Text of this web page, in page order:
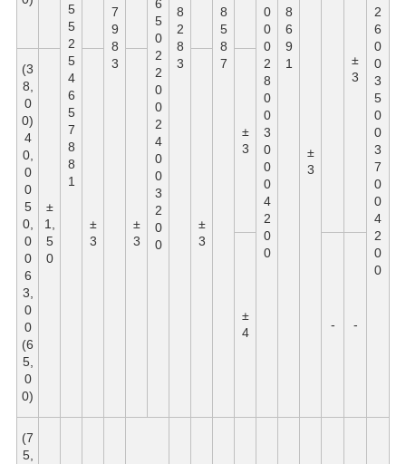
7
9
8
3
6
5
0
2
2
0
0
2
4
0
0
3
2
0
0
8
2
8
3
8
5
8
7
0
0
0
2
8
0
0
3
0
0
0
4
2
0
0
8
6
9
1
2
6
0
0
3
5
0
0
3
7
0
0
4
2
0
0
5
5
2
5
4
6
5
7
8
8
1
±
3
±
3
(3
8,
0
0)
4
0,
0
0
5
0,
0
0
6
3,
0
0
(6
5,
0
0)
±
1,
5
0
±
3
±
3
±
3
±
3
±
4
- -
(7
5,